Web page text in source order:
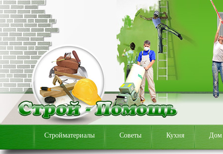
Стройматериалы Советы Кухня Дом